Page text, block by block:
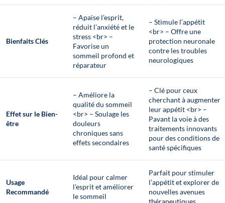
Bienfaits Clés
– Apaise l’esprit,
réduit l’anxiété et le
stress <br> –
Favorise un
sommeil profond et
réparateur
– Stimule l’appétit
<br> – Offre une
protection neuronale
contre les troubles
neurologiques
Effet sur le Bien-
être
– Améliore la
qualité du sommeil
<br> – Soulage les
douleurs
chroniques sans
effets secondaires
– Clé pour ceux
cherchant à augmenter
leur appétit <br> –
Pavant la voie à des
traitements innovants
pour des conditions de
santé spécifiques
Usage
Recommandé
Idéal pour calmer
l’esprit et améliorer
le sommeil
Parfait pour stimuler
l’appétit et explorer de
nouvelles avenues
thérapeutiques